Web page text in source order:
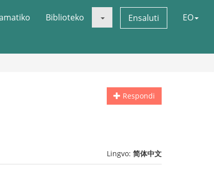
Biblioteko Ensaluti EO
Respondi
Lingvo: 简体中文